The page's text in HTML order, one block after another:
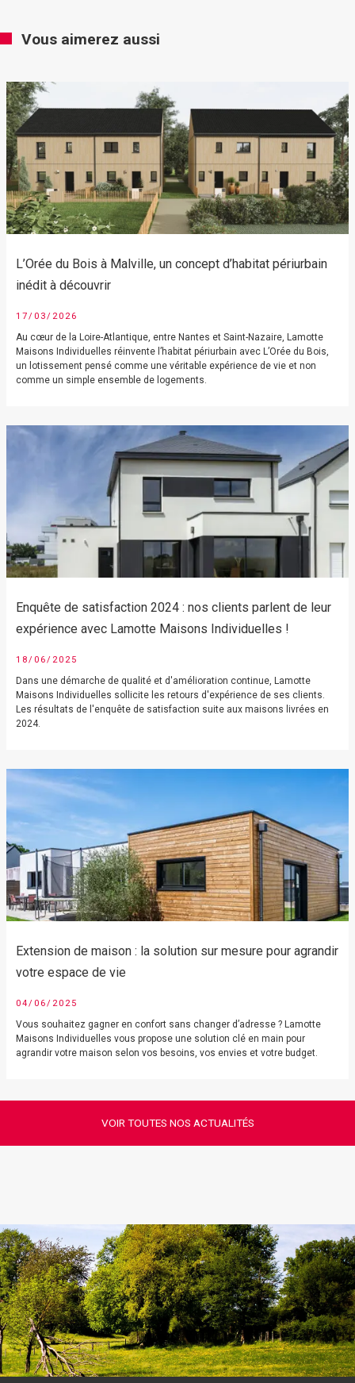
Vous aimerez aussi
L’Orée du Bois à Malville, un concept d’habitat périurbain
inédit à découvrir
17/03/2026
Au cœur de la Loire-Atlantique, entre Nantes et Saint-Nazaire, Lamotte
Maisons Individuelles réinvente l’habitat périurbain avec L’Orée du Bois,
un lotissement pensé comme une véritable expérience de vie et non
comme un simple ensemble de logements.
Enquête de satisfaction 2024 : nos clients parlent de leur
expérience avec Lamotte Maisons Individuelles !
18/06/2025
Dans une démarche de qualité et d'amélioration continue, Lamotte
Maisons Individuelles sollicite les retours d'expérience de ses clients.
Les résultats de l'enquête de satisfaction suite aux maisons livrées en
2024.
Extension de maison : la solution sur mesure pour agrandir
votre espace de vie
04/06/2025
Vous souhaitez gagner en confort sans changer d’adresse ? Lamotte
Maisons Individuelles vous propose une solution clé en main pour
agrandir votre maison selon vos besoins, vos envies et votre budget.
VOIR TOUTES NOS ACTUALITÉS